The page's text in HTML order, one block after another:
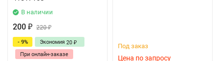
В наличии
200 ₽ 220₽
- 9% Экономия 20 ₽
При онлайн-заказе
Под заказ
Цена по запросу